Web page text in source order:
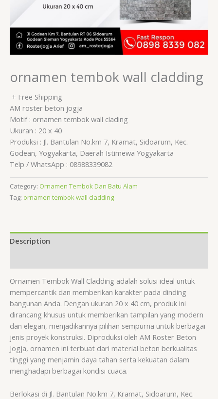
ornamen tembok wall cladding
+ Free Shipping
AM roster beton jogja
Motif : ornamen tembok wall clading
Ukuran : 20 x 40
Produksi : Jl. Bantulan No.km 7, Kramat, Sidoarum, Kec.
Godean, Yogyakarta, Daerah Istimewa Yogyakarta
Telp / WhatsApp : 08988339082
Category: Ornamen Tembok Dan Batu Alam
Tag: ornamen tembok wall cladding
Description
Ornamen Tembok Wall Cladding adalah solusi ideal untuk
mempercantik dan memberikan karakter pada dinding
bangunan Anda. Dengan ukuran 20 x 40 cm, produk ini
dirancang khusus untuk memberikan tampilan yang modern
dan elegan, menjadikannya pilihan sempurna untuk berbagai
jenis proyek konstruksi. Diproduksi oleh AM Roster Beton
Jogja, ornamen ini terbuat dari material beton berkualitas
tinggi yang menjamin daya tahan serta kekuatan dalam
menghadapi berbagai kondisi cuaca.
Berlokasi di Jl. Bantulan No.km 7, Kramat, Sidoarum, Kec.